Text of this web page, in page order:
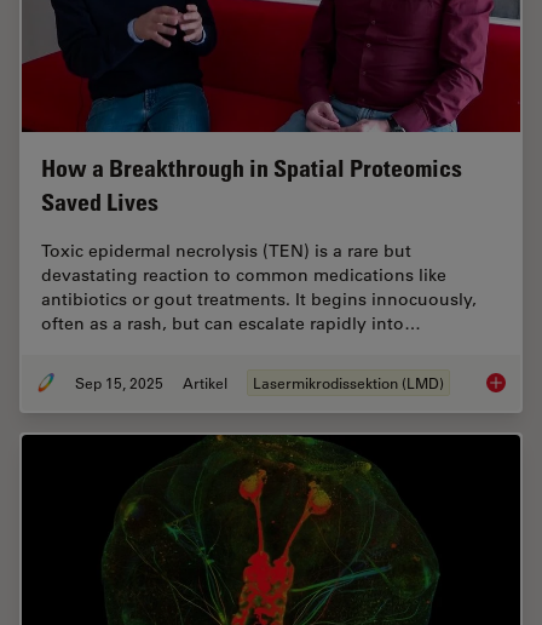
How a Breakthrough in Spatial Proteomics
Saved Lives
Toxic epidermal necrolysis (TEN) is a rare but
devastating reaction to common medications like
antibiotics or gout treatments. It begins innocuously,
often as a rash, but can escalate rapidly into…
Sep 15, 2025 Artikel Lasermikrodissektion (LMD) How a